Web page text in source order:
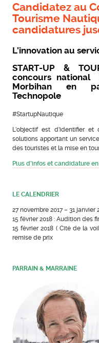
Candidatez au
Tourisme
candidatures
L’innovation au
START-UP &
concours
Morbihan en
Technopole
#StartupNautique
L’objectif est d’identifier
solutions apportant un
des touristes et la mise en
Plus d’infos et candidature
LE CALENDRIER
27 novembre 2017 – 31
15 février 2018 : Audition des
15 février 2018 ( Cité de la
remise de prix
PARRAIN & MARRAINE